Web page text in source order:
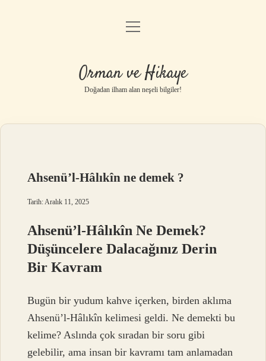
Anasayfa
Yasal Uyarı
menüyü
Orman ve Hikaye
Doğadan ilham alan neşeli bilgiler!
Ahsenü’l-Hâlıkîn ne demek ?
Tarih: Aralık 11, 2025
Ahsenü’l-Hâlıkîn Ne Demek?
Düşüncelere Dalacağınız Derin
Bir Kavram
Bugün bir yudum kahve içerken, birden aklıma
Ahsenü’l-Hâlıkîn kelimesi geldi. Ne demekti bu
kelime? Aslında çok sıradan bir soru gibi
gelebilir, ama insan bir kavramı tam anlamadan